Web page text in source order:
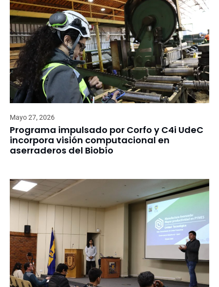
Mayo 27, 2026
Programa impulsado por Corfo y C4i UdeC
incorpora visión computacional en
aserraderos del Biobío